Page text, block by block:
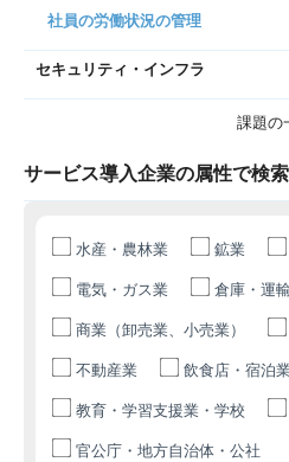
社員の労働状況の管理
セキュリティ・インフラ
課題の
サービス導入企業の属性で検索
水産・農林業 鉱業
電気・ガス業 倉庫・運
商業（卸売業、小売業）
不動産業 飲食店・宿泊業
教育・学習支援業・学校
官公庁・地方自治体・公社